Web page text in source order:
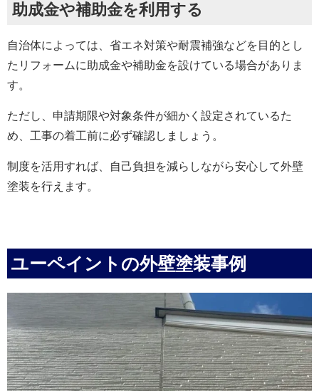
助成金や補助金を利用する
自治体によっては、省エネ対策や耐震補強などを目的とし
たリフォームに助成金や補助金を設けている場合がありま
す。
ただし、申請期限や対象条件が細かく設定されているた
め、工事の着工前に必ず確認しましょう。
制度を活用すれば、自己負担を減らしながら安心して外壁
塗装を行えます。
ユーペイントの外壁塗装事例